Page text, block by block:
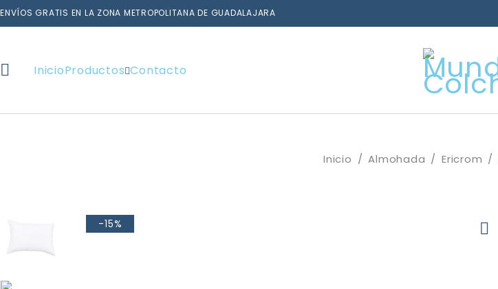
ENVÍOS GRATIS EN LA ZONA METROPOLITANA DE GUADALAJARA
InicioProductos Contacto
Inicio / Almohada / Ericrom /
-15%